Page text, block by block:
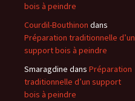
bois à peindre
Courdil-Bouthinon dans
Préparation traditionnelle d’un
support bois à peindre
Smaragdine dans Préparation
traditionnelle d’un support
bois à peindre